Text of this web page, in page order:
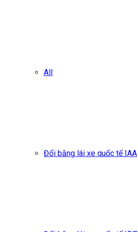
All
Đổi bằng lái xe quốc tế IAA